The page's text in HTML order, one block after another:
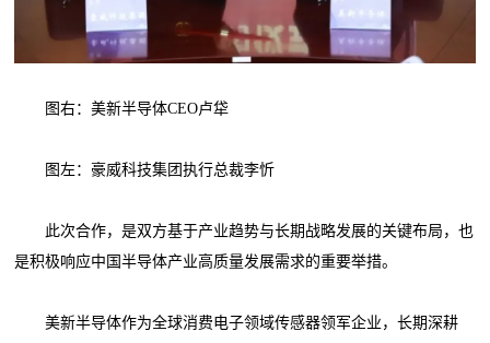
图右：美新半导体CEO卢牮
图左：豪威科技集团执行总裁李忻
此次合作，是双方基于产业趋势与长期战略发展的关键布局，也
是积极响应中国半导体产业高质量发展需求的重要举措。
美新半导体作为全球消费电子领域传感器领军企业，长期深耕